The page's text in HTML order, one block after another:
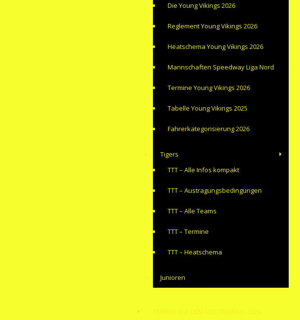
Die Young Vikings 2026
Reglement Young Vikings 2026
Heatschema Young Vikings 2026
Mannschaften Speedway Liga Nord
Termine Young Vikings 2026
Tabelle Young Vikings 2025
Fahrerkategorisierung 2026
Tigers
TTT – Alle Infos kompakt
TTT – Austragungsbedingungen
TTT – Alle Teams
TTT – Termine
TTT – Heatschema
Junioren